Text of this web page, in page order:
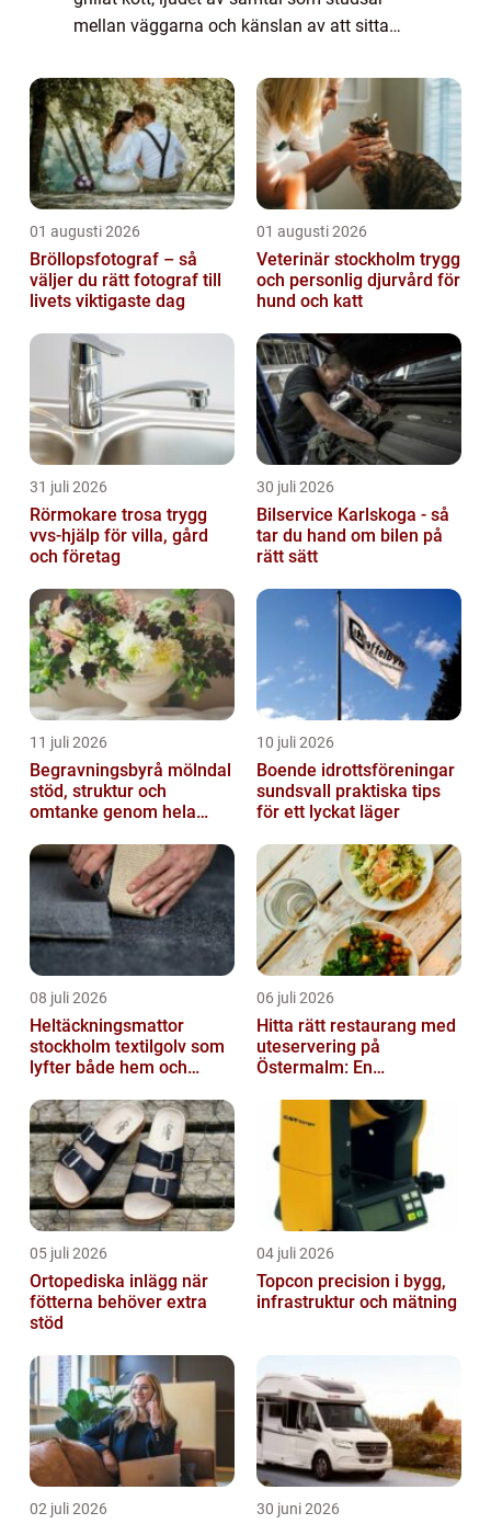
mellan väggarna och känslan av att sitta
Vasastan har den spanska
restaurangkultu...
01 augusti 2026
Bröllopsfotograf – så
väljer du rätt fotograf till
livets viktigaste dag
01 augusti 2026
Veterinär stockholm trygg
och personlig djurvård för
hund och katt
31 juli 2026
Rörmokare trosa trygg
vvs-hjälp för villa, gård
och företag
30 juli 2026
Bilservice Karlskoga - så
tar du hand om bilen på
rätt sätt
11 juli 2026
Begravningsbyrå mölndal
stöd, struktur och
omtanke genom hela
10 juli 2026
Boende idrottsföreningar
sundsvall praktiska tips
för ett lyckat läger
08 juli 2026
Heltäckningsmattor
stockholm textilgolv som
lyfter både hem och
06 juli 2026
Hitta rätt restaurang med
uteservering på
Östermalm: En
i solen
05 juli 2026
Ortopediska inlägg när
fötterna behöver extra
stöd
04 juli 2026
Topcon precision i bygg,
infrastruktur och mätning
02 juli 2026 30 juni 2026